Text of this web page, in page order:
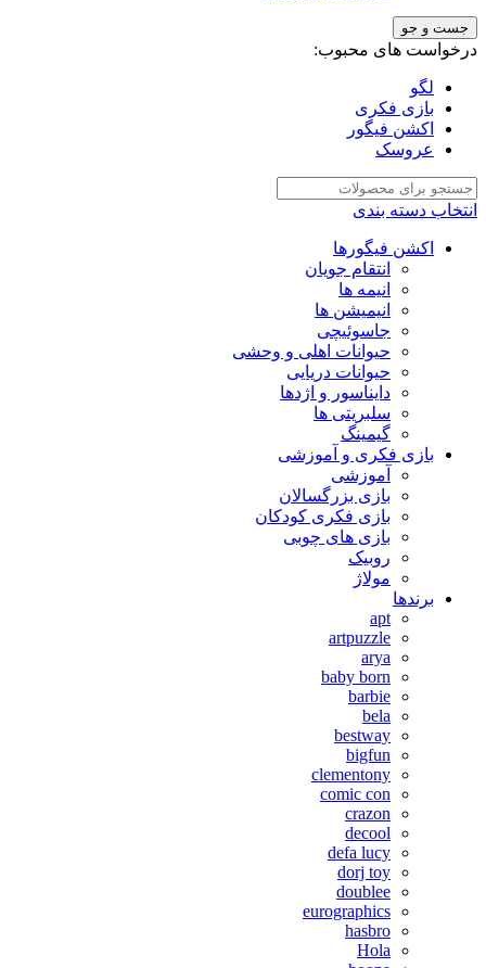
جست و جو
درخواست های محبوب:
لگو
بازی فکری
اکشن فیگور
عروسک
انتخاب دسته بندی
اکشن فیگورها
انتقام جویان
انیمه ها
انیمیشن ها
جاسوئیچی
حیوانات اهلی و وحشی
حیوانات دریایی
دایناسور و اژدها
سلبریتی ها
گیمینگ
بازی فکری و آموزشی
آموزشی
بازی بزرگسالان
بازی فکری کودکان
بازی های چوبی
روبیک
مولاژ
برندها
apt
artpuzzle
arya
baby born
barbie
bela
bestway
bigfun
clementony
comic con
crazon
decool
defa lucy
dorj toy
doublee
eurographics
hasbro
Hola